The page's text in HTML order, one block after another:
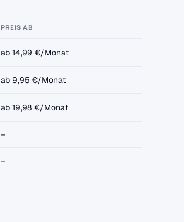
PREIS AB
ab 14,99 €/Monat
ab 9,95 €/Monat
ab 19,98 €/Monat
–
–